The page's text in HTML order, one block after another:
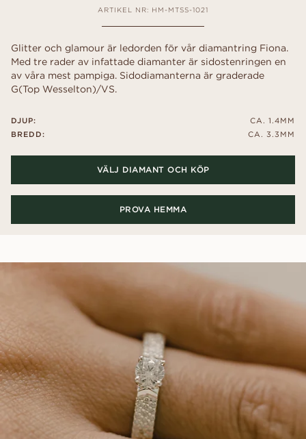
ARTIKEL NR: HM-MTSS-1021
Glitter och glamour är ledorden för vår diamantring Fiona.
Med tre rader av infattade diamanter är sidostenringen en
av våra mest pampiga. Sidodiamanterna är graderade
G(Top Wesselton)/VS.
DJUP:
BREDD:
CA. 1.4MM
CA. 3.3MM
VÄLJ DIAMANT OCH KÖP
PROVA HEMMA